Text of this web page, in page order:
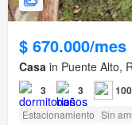
$ 670.000/mes
Casa in Puente Alto,
3 3
Estacionamiento Sin